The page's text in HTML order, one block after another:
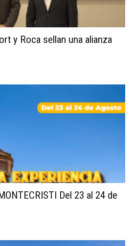
y Roca sellan una alianza
Del 23 al 24 de